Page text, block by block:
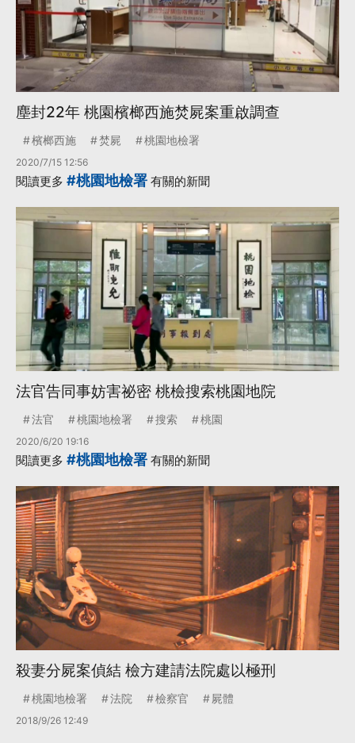
塵封22年 桃園檳榔西施焚屍案重啟調查
檳榔西施 焚屍 桃園地檢署
2020/7/15 12:56
閱讀更多 #桃園地檢署 有關的新聞
法官告同事妨害祕密 桃檢搜索桃園地院
法官 桃園地檢署 搜索 桃園
2020/6/20 19:16
閱讀更多 #桃園地檢署 有關的新聞
殺妻分屍案偵結 檢方建請法院處以極刑
桃園地檢署 法院 檢察官 屍體
2018/9/26 12:49